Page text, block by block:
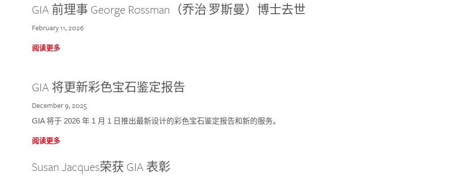
GIA 前理事 George Rossman（乔治·罗斯曼）博士去世
February 11, 2026
阅读更多
GIA 将更新彩色宝石鉴定报告
December 9, 2025
GIA 将于 2026 年 1 月 1 日推出最新设计的彩色宝石鉴定报告和新的服务。
阅读更多
Susan Jacques荣获 GIA 表彰